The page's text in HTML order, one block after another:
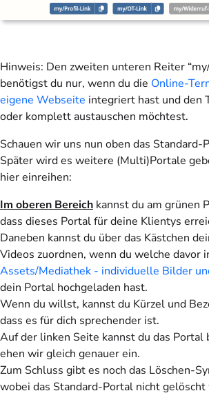
Hinweis: Den zweiten unteren Reiter
benötigst du nur, wenn du die Online-
eigene Webseite integriert hast und den
oder komplett austauschen möchtest.
Schauen wir uns nun oben das Standard-
Später wird es weitere (Multi)Portale
hier einreihen:
Im oberen Bereich kannst du am grünen
dass dieses Portal für deine Klientys
Daneben kannst du über das Kästchen
Videos zuordnen, wenn du welche davor
Assets/Mediathek - individuelle Bilder
dein Portal hochgeladen hast.
Wenn du willst, kannst du Kürzel und
dass es für dich sprechender ist.
Auf der linken Seite kannst du das Portal
ehen wir gleich genauer ein.
Zum Schluss gibt es noch das Löschen-
wobei das Standard-Portal nicht gelöscht